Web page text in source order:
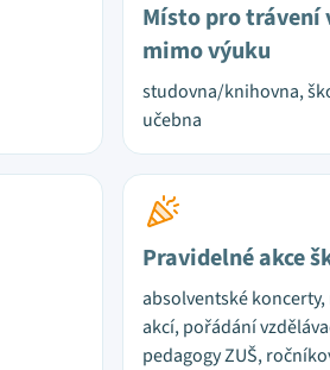
Místo pro trávení
mimo výuku
studovna/knihovna,
učebna
Pravidelné akce
absolventské
akcí, pořádání
pedagogy ZUŠ,